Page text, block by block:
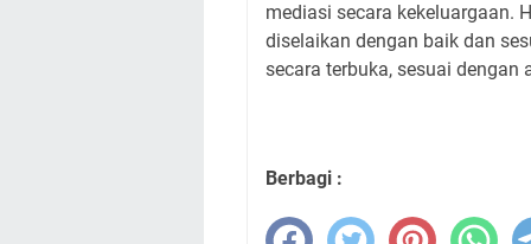
mediasi secara kekeluargaan.
diselaikan dengan baik dan
secara terbuka, sesuai dengan
Berbagi :